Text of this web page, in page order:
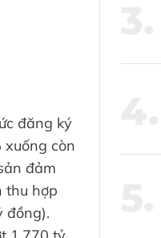
đăng ký
còn
đảm
hợp
1.770 tỷ